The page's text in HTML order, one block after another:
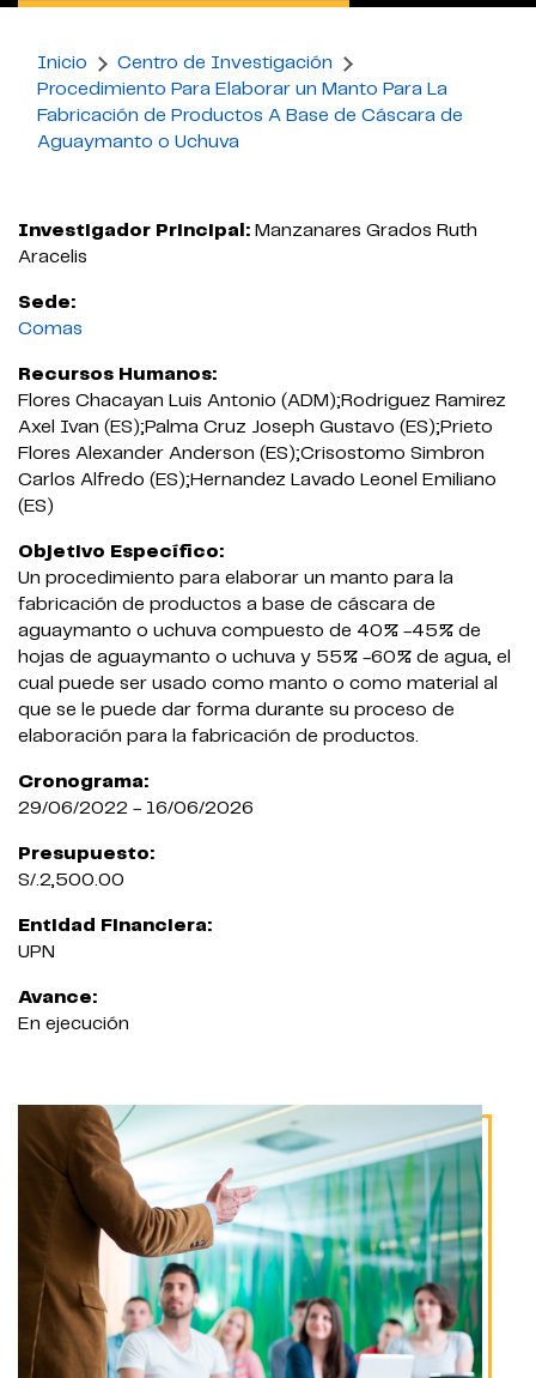
Inicio
Centro de Investigación
Procedimiento Para Elaborar un Manto Para La
Fabricación de Productos A Base de Cáscara de
Aguaymanto o Uchuva
Investigador Principal: Manzanares Grados Ruth
Aracelis
Sede:
Comas
Recursos Humanos:
Flores Chacayan Luis Antonio (ADM);Rodriguez Ramirez
Axel Ivan (ES);Palma Cruz Joseph Gustavo (ES);Prieto
Flores Alexander Anderson (ES);Crisostomo Simbron
Carlos Alfredo (ES);Hernandez Lavado Leonel Emiliano
(ES)
Objetivo Específico:
Un procedimiento para elaborar un manto para la
fabricación de productos a base de cáscara de
aguaymanto o uchuva compuesto de 40% -45% de
hojas de aguaymanto o uchuva y 55% -60% de agua, el
cual puede ser usado como manto o como material al
que se le puede dar forma durante su proceso de
elaboración para la fabricación de productos.
Cronograma:
29/06/2022 - 16/06/2026
Presupuesto:
S/.2,500.00
Entidad Financiera:
UPN
Avance:
En ejecución